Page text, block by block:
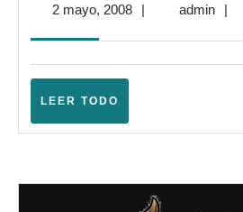
2 mayo, 20082
| adminadmin
|
LEER TODO